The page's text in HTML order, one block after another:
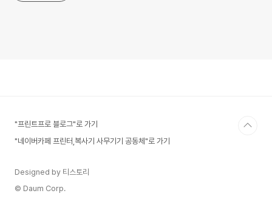
"프린트프로 블로그"로 가기
"네이버카페 프린터,복사기 사무기기 공동체"로 가기
Designed by 티스토리
© Daum Corp.